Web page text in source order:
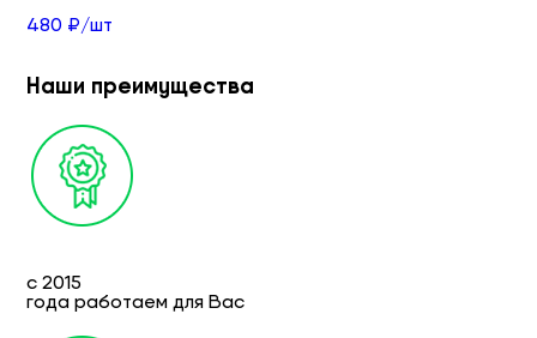
480 ₽/шт
Наши преимущества
с 2015
года работаем для Вас